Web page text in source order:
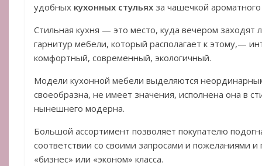
удобных кухонных стульях за чашечкой ароматного
Стильная кухня — это место, куда вечером заходят
гарнитур мебели, который располагает к этому,—
комфортный, современный, экологичный.
Модели кухонной мебели выделяются
своеобразна, не имеет значения, исполнена она в
нынешнего модерна.
Большой ассортимент позволяет покупателю
соответствии со своими запросами и пожеланиями
«бизнес» или «эконом» класса.